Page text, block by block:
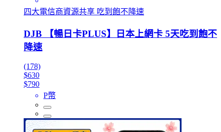
四大電信商資源共享 吃到飽不降速
DJB 【暢日卡PLUS】日本上網卡 5天吃到飽不
降速
(178)
$630
$790
P幣